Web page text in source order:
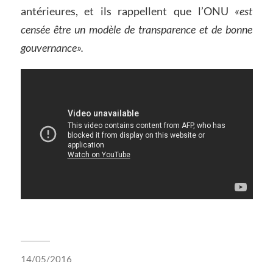
antérieures, et ils rappellent que l’ONU «est
censée être un modèle de transparence et de bonne
gouvernance».
14/05/2016